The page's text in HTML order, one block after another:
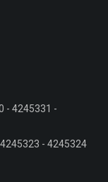
- 4245331 -
- 4245324